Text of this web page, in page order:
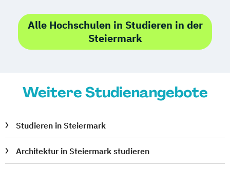
Product Management (DE/EN)
Public Management
Pädagogik
Pädagogik
Bildungsberatung und Leitung
Alle Hochschulen in Studieren in der
Steiermark
Weitere Studienangebote
Studieren in Steiermark
Architektur in Steiermark studieren